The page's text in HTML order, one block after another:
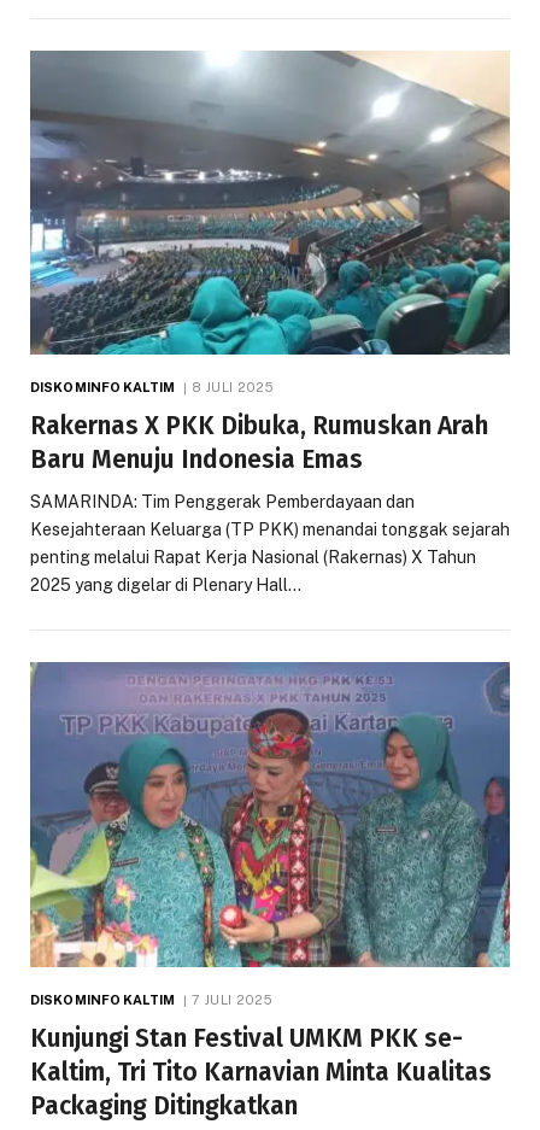
DISKOMINFO KALTIM 8 JULI 2025
Rakernas X PKK Dibuka, Rumuskan Arah
Baru Menuju Indonesia Emas
SAMARINDA: Tim Penggerak Pemberdayaan dan
Kesejahteraan Keluarga (TP PKK) menandai tonggak sejarah
penting melalui Rapat Kerja Nasional (Rakernas) X Tahun
2025 yang digelar di Plenary Hall…
DISKOMINFO KALTIM 7 JULI 2025
Kunjungi Stan Festival UMKM PKK se-
Kaltim, Tri Tito Karnavian Minta Kualitas
Packaging Ditingkatkan